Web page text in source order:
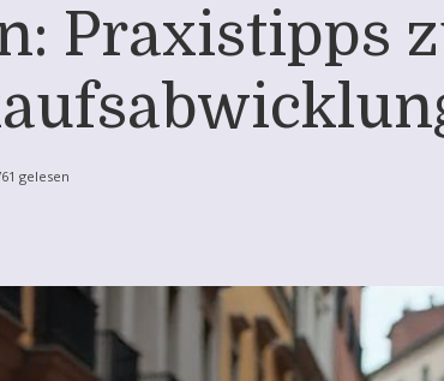
Praxistipps
gelesen